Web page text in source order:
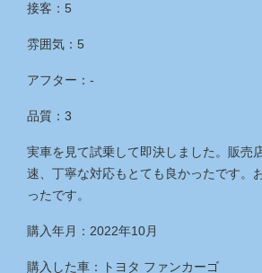
接客：5
雰囲気：5
アフター：‐
品質：3
実車を見て試乗して即決しました。販売
速、丁寧な対応もとても良かったです。
ったです。
購入年月：2022年10月
購入した車：トヨタ ファンカーゴ